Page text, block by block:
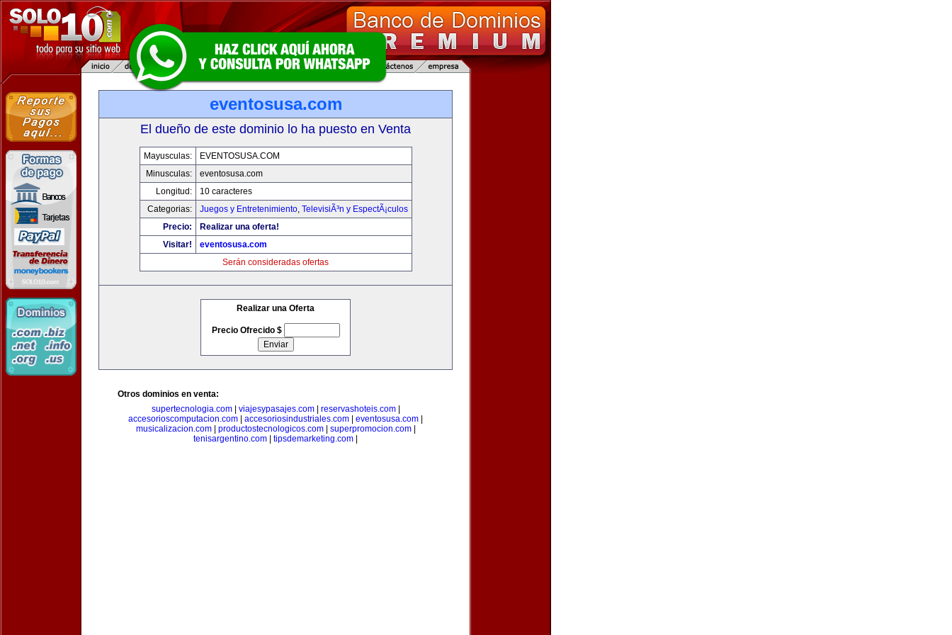
eventosusa.com
El dueño de este dominio lo ha puesto en Venta
Mayusculas:
EVENTOSUSA.COM
Minusculas:
eventosusa.com
Longitud:
10 caracteres
Categorias:
Juegos y Entretenimiento, TelevisiÃ³n y EspectÃ¡culos
Precio:
Realizar una oferta!
Visitar!
eventosusa.com
Serán consideradas ofertas
Realizar una Oferta
Precio Ofrecido $
Otros dominios en venta:
supertecnologia.com| viajesypasajes.com| reservashoteis.com|
accesorioscomputacion.com
accesoriosindustriales.com eventosusa.com
musicalizacion.com| productostecnologicos.com| superpromocion.com|
tenisargentino.com
tipsdemarketing.com